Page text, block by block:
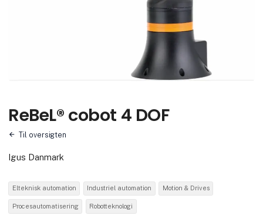
ReBeL® cobot 4 DOF
Til oversigten
Igus Danmark
Elteknisk automation Industriel automation Motion & Drives
Procesautomatisering Robotteknologi